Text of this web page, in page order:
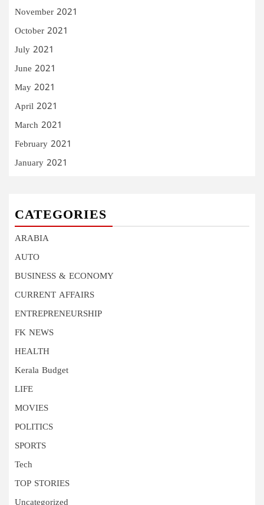
November 2021
October 2021
July 2021
June 2021
May 2021
April 2021
March 2021
February 2021
January 2021
CATEGORIES
ARABIA
AUTO
BUSINESS & ECONOMY
CURRENT AFFAIRS
ENTREPRENEURSHIP
FK NEWS
HEALTH
Kerala Budget
LIFE
MOVIES
POLITICS
SPORTS
Tech
TOP STORIES